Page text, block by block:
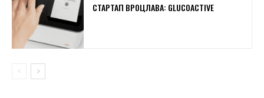
СТАРТАП ВРОЦЛАВА: GLUCOACTIVE